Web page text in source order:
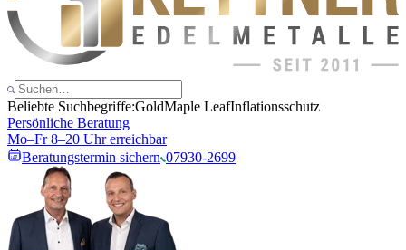
Beliebte Suchbegriffe:GoldMaple LeafInflationsschutz
Persönliche Beratung
Mo–Fr 8–20 Uhr erreichbar
Beratungstermin sichern 07930-2699